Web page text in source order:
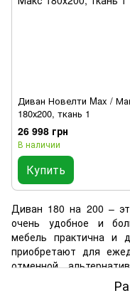
Диван Новелти Max /
180х200, ткань 1
26 998 грн
В наличии
Купить
Диван 180 на 200 –
очень удобное и
мебель практична и
приобретают для
отменной
максимально
может установить